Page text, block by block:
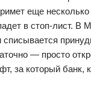
еще
в стоп-лист. В
списывается
— просто
за который банк,